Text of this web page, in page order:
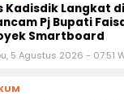
Kadisdik Langkat
Pj Bupati
Smartboard
5 Agustus 2026 - 07:51